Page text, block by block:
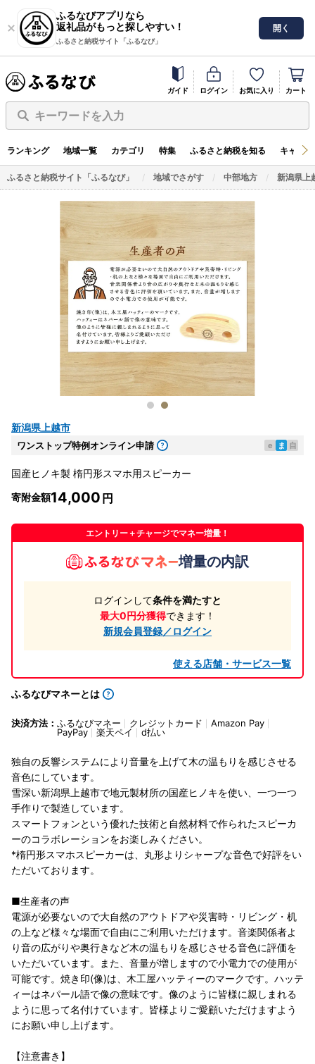
ふるなびアプリなら
返礼品がもっと探しやすい！
ふるさと納税サイト「ふるなび」
開く
ガイド ログイン お気に入り カート
キーワードを入力
ランキング 地域一覧 カテゴリ 特集 ふるさと納税を知る キャン
ふるさと納税サイト「ふるなび」 地域でさがす 中部地方 新潟県上
新潟県上越市
ワンストップ特例オンライン申請 e ま 自
国産ヒノキ製 楕円形スマホ用スピーカー
寄附金額14,000
エントリー＋チャージでマネー増量！
増量の内訳
ログインして条件を満たすと
最大0円分獲得できます！
新規会員登録／ログイン
使える店舗・サービス一覧
ふるなびマネーとは
決済方法： ふるなびマネー クレジットカード
Amazon Pay
PayPay
楽天ペイ d払い
独自の反響システムにより音量を上げて木の温もりを感じさせる
音色にしています。
雪深い新潟県上越市で地元製材所の国産ヒノキを使い、一つ一つ
手作りで製造しています。
スマートフォンという優れた技術と自然材料で作られたスピーカ
ーのコラボレーションをお楽しみください。
*楕円形スマホスピーカーは、丸形よりシャープな音色で好評をい
ただいております。
■生産者の声
電源が必要ないので大自然のアウトドアや災害時・リビング・机
の上など様々な場面で自由にご利用いただけます。音楽関係者よ
り音の広がりや奥行きなど木の温もりを感じさせる音色に評価を
いただいています。また、音量が増しますので小電力での使用が
可能です。焼き印(像)は、木工屋ハッティーのマークです。ハッテ
ィーはネパール語で像の意味です。像のように皆様に親しまれる
ように思って名付けています。皆様よりご愛顧いただけますよう
にお願い申し上げます。
【注意書き】